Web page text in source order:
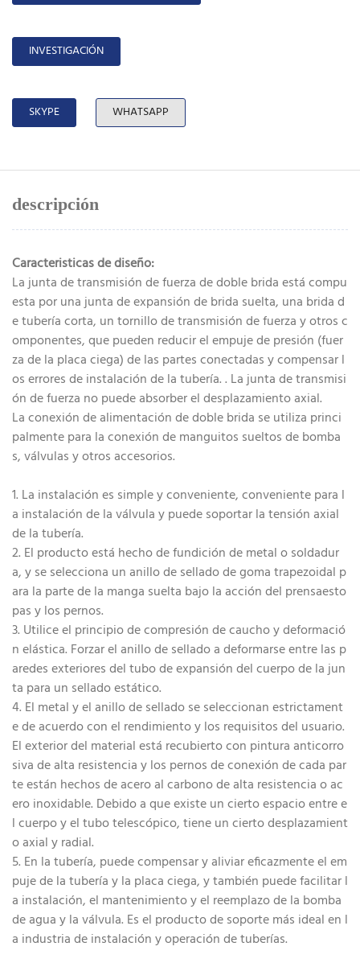
INVESTIGACIÓN
SKYPE WHATSAPP
descripción
Caracteristicas de diseño:
La junta de transmisión de fuerza de doble brida está compu
esta por una junta de expansión de brida suelta, una brida d
e tubería corta, un tornillo de transmisión de fuerza y ​​otros c
omponentes, que pueden reducir el empuje de presión (fuer
za de la placa ciega) de las partes conectadas y compensar l
os errores de instalación de la tubería. . La junta de transmisi
ón de fuerza no puede absorber el desplazamiento axial.
La conexión de alimentación de doble brida se utiliza princi
palmente para la conexión de manguitos sueltos de bomba
s, válvulas y otros accesorios.
1. La instalación es simple y conveniente, conveniente para l
a instalación de la válvula y puede soportar la tensión axial
de la tubería.
2. El producto está hecho de fundición de metal o soldadur
a, y se selecciona un anillo de sellado de goma trapezoidal p
ara la parte de la manga suelta bajo la acción del prensaesto
pas y los pernos.
3. Utilice el principio de compresión de caucho y deformació
n elástica. Forzar el anillo de sellado a deformarse entre las p
aredes exteriores del tubo de expansión del cuerpo de la jun
ta para un sellado estático.
4. El metal y el anillo de sellado se seleccionan estrictament
e de acuerdo con el rendimiento y los requisitos del usuario.
El exterior del material está recubierto con pintura anticorro
siva de alta resistencia y los pernos de conexión de cada par
te están hechos de acero al carbono de alta resistencia o ac
ero inoxidable. Debido a que existe un cierto espacio entre e
l cuerpo y el tubo telescópico, tiene un cierto desplazamient
o axial y radial.
5. En la tubería, puede compensar y aliviar eficazmente el em
puje de la tubería y la placa ciega, y también puede facilitar l
a instalación, el mantenimiento y el reemplazo de la bomba
de agua y la válvula. Es el producto de soporte más ideal en l
a industria de instalación y operación de tuberías.